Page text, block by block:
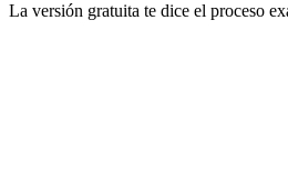
La versión gratuita te dice el proceso